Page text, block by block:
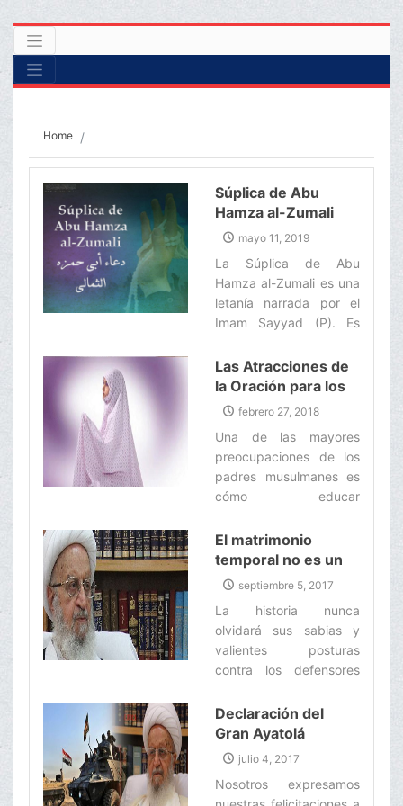
Home
Súplica de Abu
Hamza al-Zumali
mayo 11, 2019
La Súplica de Abu
Hamza al-Zumali es una
letanía narrada por el
Imam Sayyad (P). Es
recitar esta súplica en
las noches del mes de
Ramadán. ‌
Las Atracciones de
la Oración para los
Niñosfebrero 27, 2018
Una de las mayores
preocupaciones de los
padres musulmanes es
cómo educar
hijos. De hecho, todos
los padres musulmanes
saben que la oración es
una de las más
importantes enseñanzas
islámicas, que puede
desempeñar una
función esencial en el
de los hijos. Por eso,
buscan métodos
efectivos para atraer a
El matrimonio
temporal no es un
medio de lujuria;
que tiene filosofías
claras
septiembre 5, 2017
La historia nunca
olvidará sus sabias y
valientes posturas
contra los defensores
Wahabismo; quienes
hicieron todo lo posible
para dominar el “Al
Azhar” con el fin de
promover sus siniestros
Declaración del
Gran Ayatolá
Makarem Shirazi
de la ciudad iraquí
julio 4, 2017
Nosotros expresamos